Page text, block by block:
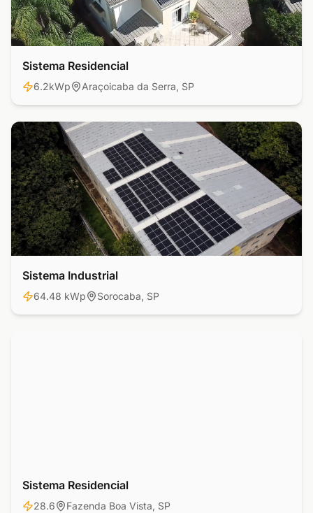
Residencial
Sistema Residencial
6.2kWp Araçoicaba da Serra, SP
Industrial
Sistema Industrial
64.48 kWp Sorocaba, SP
Residencial
Sistema Residencial
28.6 Fazenda Boa Vista, SP